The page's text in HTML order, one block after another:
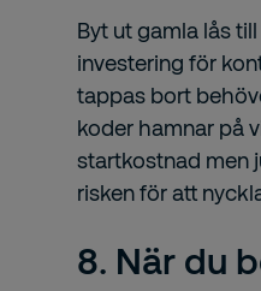
Byt ut gamla lås
investering för
tappas bort
koder hamnar på
startkostnad men
risken för att
8. När du